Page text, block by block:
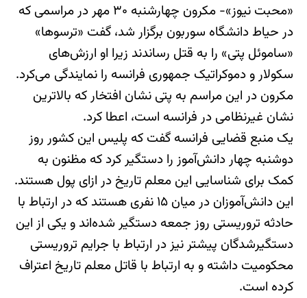
«محبت نیوز»- مکرون چهارشنبه ۳۰ مهر در مراسمی که
در حیاط دانشگاه سوربون برگزار شد، گفت «ترسوها»
«ساموئل پتی» را به قتل رساندند زیرا او ارزش‌های
سکولار و دموکراتیک جمهوری فرانسه را نمایندگی می‌کرد.
مکرون در این مراسم به پتی نشان افتخار که بالاترین
نشان غیرنظامی در فرانسه است، اعطا کرد.
یک منبع قضایی فرانسه گفت که پلیس این کشور روز
دوشنبه چهار دانش‌آموز را دستگیر کرد که مظنون به
کمک برای شناسایی این معلم تاریخ در ازای پول هستند.
این دانش‌آموزان در میان ۱۵ نفری هستند که در ارتباط با
حادثه تروریستی روز جمعه دستگیر شده‌اند و یکی از این
دستگیرشدگان پیشتر نیز در ارتباط با جرایم تروریستی
محکومیت داشته و به ارتباط با قاتل معلم تاریخ اعتراف
کرده است.